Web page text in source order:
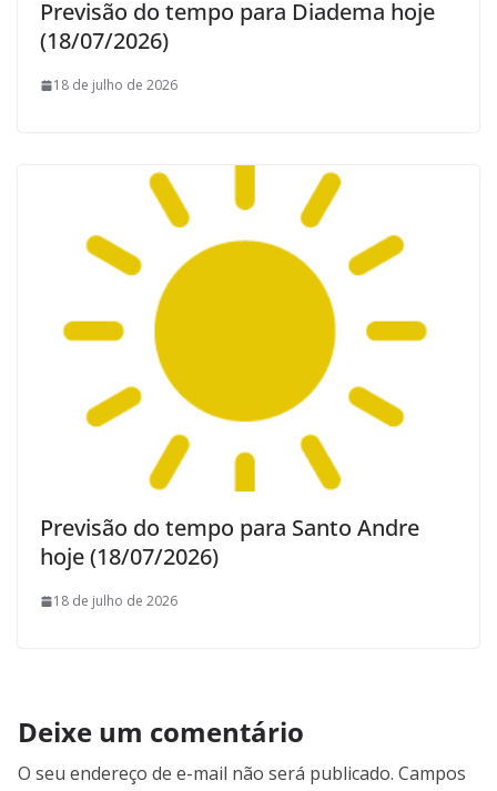
Previsão do tempo para Diadema hoje
(18/07/2026)
18 de julho de 2026
Previsão do tempo para Santo Andre
hoje (18/07/2026)
18 de julho de 2026
Deixe um comentário
O seu endereço de e-mail não será publicado. Campos